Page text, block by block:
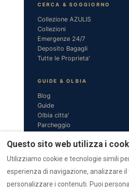
CERCA & SOGGIORNO
Collezione AZULIS
Collezioni
Emergenze 24/7
Deposito Bagagli
Tutte le Proprieta'
GUIDE & OLBIA
Blog
Guide
Olbia citta'
Parcheggio
AZIENDA
Chi siamo
Contatto
Questo sito web utilizza i
Utilizziamo cookie e tecnologie simili
esperienza di navigazione, analizzare il
personalizzare i contenuti. Puoi